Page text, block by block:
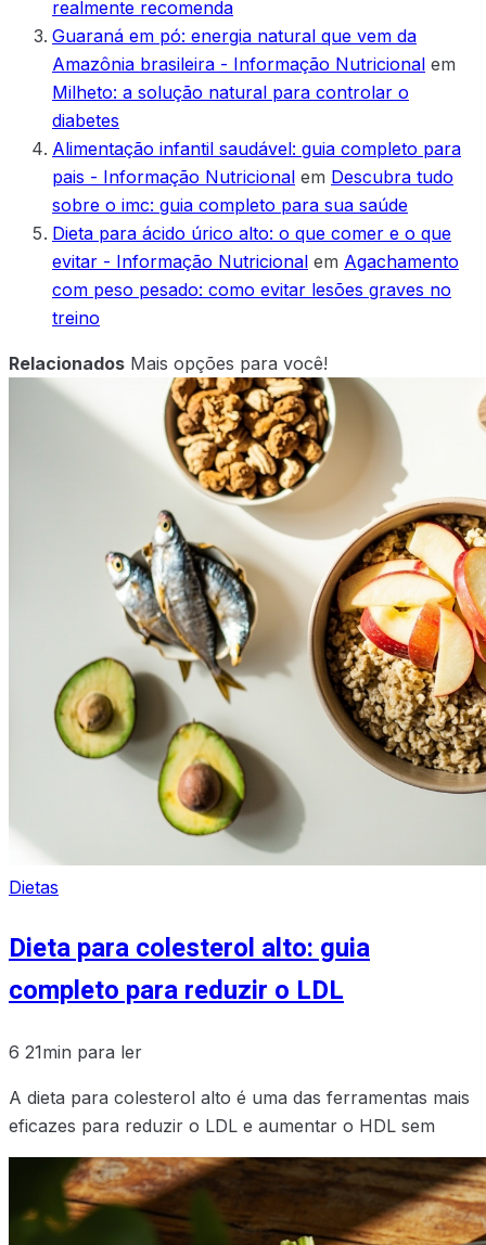
realmente recomenda
Guaraná em pó: energia natural que vem da
Amazônia brasileira - Informação Nutricional em
Milheto: a solução natural para controlar o
diabetes
Alimentação infantil saudável: guia completo para
pais - Informação Nutricional em Descubra tudo
sobre o imc: guia completo para sua saúde
Dieta para ácido úrico alto: o que comer e o que
evitar - Informação Nutricional em Agachamento
com peso pesado: como evitar lesões graves no
treino
Relacionados Mais opções para você!
Dietas
Dieta para colesterol alto: guia
completo para reduzir o LDL
6 21min para ler
A dieta para colesterol alto é uma das ferramentas mais
eficazes para reduzir o LDL e aumentar o HDL sem